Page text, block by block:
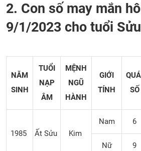
2. Con số may mắn
9/1/2023 cho tuổi Sửu
NĂM
SINH
TUỔI
NẠP
ÂM
MỆNH
NGŨ
HÀNH
GIỚI
TÍNH
SỐ
1985 Ất Sửu Kim
Nam 6
Nữ 9